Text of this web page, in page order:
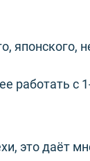
японского,
с
это даёт